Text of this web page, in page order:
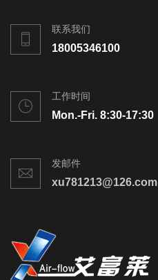
联系我们
18005346100
工作时间
Mon.-Fri. 8:30-17:30
发邮件
xu781213@126.com